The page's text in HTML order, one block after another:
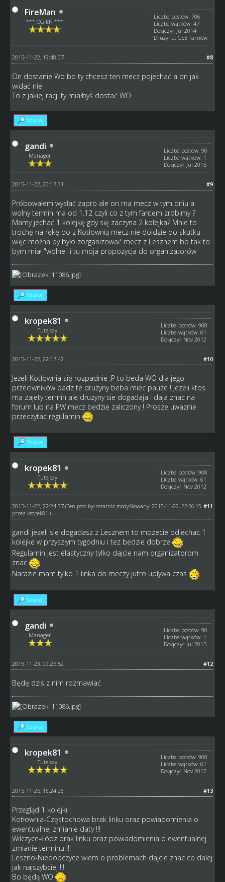
FireMan
*** OGIEŃ ***
Liczba postów: 706
Liczba wątków: 47
Dołączył: Jul 2014
Drużyna: GSE Tarnów
#8
2015-11-22, 19:48:07
On dostanie Wo bo ty chcesz ten mecz pojechać a on jak
widać nie
To z jakiej racji ty miałbyś dostać WO
Szukaj
gandi
Manager
Liczba postów: 90
Liczba wątków: 1
Dołączył: Jul 2015
#9
2015-11-22, 20:17:31
Próbowałem wysłać zapro ale on ma mecz w tym dniu a
wolny termin ma od 1.12 czyli co z tym fantem zrobimy ?
Mamy jechać 1 kolejkę gdy się zaczyna 2 kolejka? Mnie to
trochę na rękę bo z Kotłownią mecz nie dojdzie do skutku
więc można by było zorganizować mecz z Lesznem bo tak to
bym miał "wolne" i tu moja propozycja do organizatorów
Szukaj
kropek81
Tutejszy
Liczba postów: 908
Liczba wątków: 61
Dołączył: Nov 2012
#10
2015-11-22, 22:17:42
Jeżeli Kotłownia się rozpadnie ;P to beda WO dla jego
przeciwników badz te druzyny beba miec pauze ! Jezeli ktos
ma zajety termin ale druzyny sie dogadaja i daja znac na
forum lub na PW mecz bedzie zaliczony ! Prosze uwaznie
przeczytac regulamin
Szukaj
kropek81
Tutejszy
Liczba postów: 908
Liczba wątków: 61
Dołączył: Nov 2012
#11
2015-11-22, 22:24:37 (Ten post był ostatnio modyfikowany: 2015-11-22, 22:26:15
przez kropek81 .)
gandi jezeli sie dogadasz z Lesznem to mozecie odjechac 1
kolejke w przyszłym tygodniu i tez bedzie dobrze
Regulamin jest elastyczny tylko dajcie nam organizatorom
znac
Narazie mam tylko 1 linka do meczy jutro upływa czas
Szukaj
gandi
Manager
Liczba postów: 90
Liczba wątków: 1
Dołączył: Jul 2015
#12
2015-11-23, 09:25:52
Będę dziś z nim rozmawiać
Szukaj
kropek81
Tutejszy
Liczba postów: 908
Liczba wątków: 61
Dołączył: Nov 2012
#13
2015-11-25, 16:24:26
Przegląd 1 kolejki :
Kotłownia-Częstochowa brak linku oraz powiadomienia o
ewentualnej zmianie daty !!!
Wilczyce-Łódz brak linku oraz powiadomienia o ewentualnej
zmianie terminu !!!
Leszno-Niedobczyce wiem o problemach dajcie znac co dalej
jak najszybciej !!!
Bo będą WO